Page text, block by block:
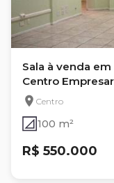
Sala à venda
Centro
Centro
100 m²
R$ 550.000